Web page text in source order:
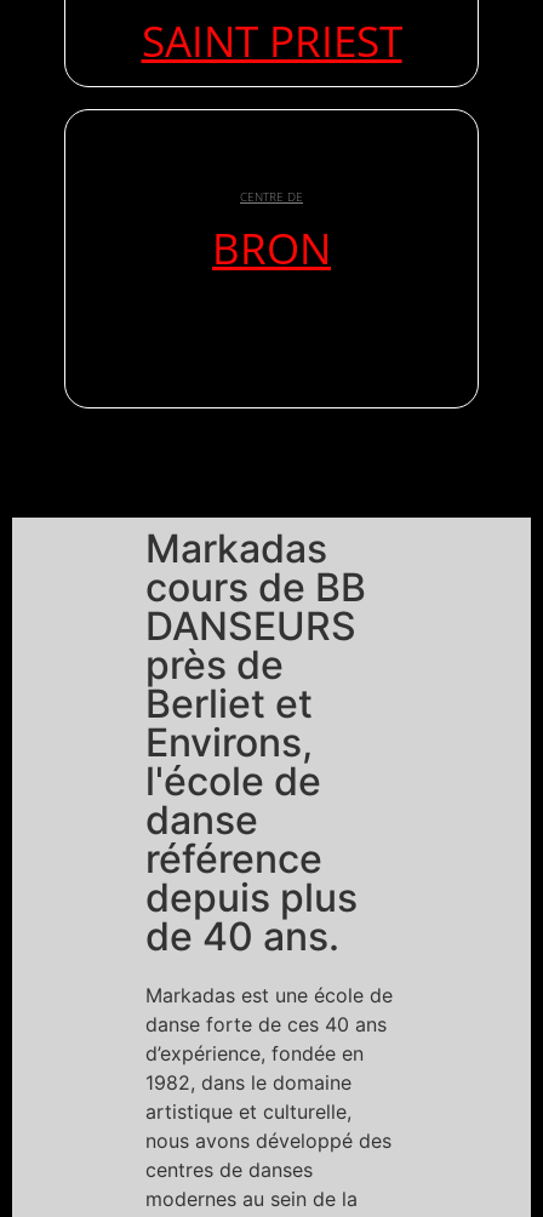
SAINT PRIEST
CENTRE DE
BRON
Markadas
cours de BB
DANSEURS
près de
Berliet et
Environs,
l'école de
danse
référence
depuis plus
de 40 ans.
Markadas est une école de
danse forte de ces 40 ans
d’expérience, fondée en
1982, dans le domaine
artistique et culturelle,
nous avons développé des
centres de danses
modernes au sein de la